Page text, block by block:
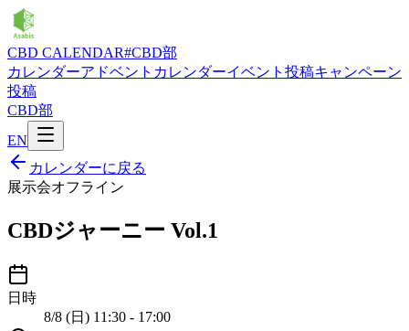
CBD CALENDAR#CBD部
カレンダーアドベントカレンダーイベント投稿キャンペーン
投稿
CBD部
EN
カレンダーに戻る
展示会オフライン
CBDジャーニー Vol.1
日時
8/8 (日) 11:30 - 17:00